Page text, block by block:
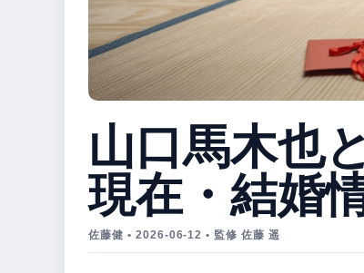
山口馬木也
現在・結婚
佐藤健 • 2026-06-12 • 監修 佐藤 遥